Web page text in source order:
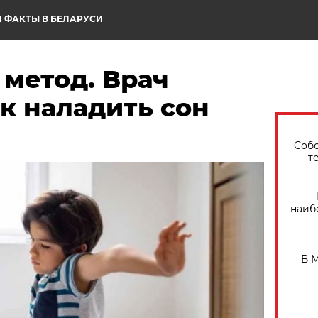
ФАКТЫ В БЕЛАРУСИ
Врач
наладить сон
В